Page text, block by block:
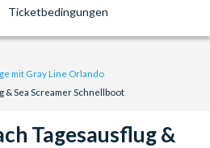
Ticketbedingungen
mit Gray Line Orlando
& Sea Screamer Schnellboot
Tagesausflug &